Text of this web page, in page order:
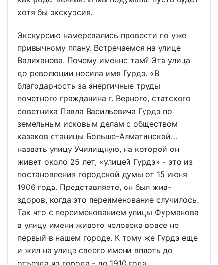
хотя бы экскурсия.
Экскурсию намеревались провести по уже
привычному плану. Встречаемся на улице
Валиханова. Почему именно там? Эта улица
до революции носила имя Гурдэ. «В
благодарность за энергичные труды
почетного гражданина г. Верного, статского
советника Павла Васильевича Гурдэ по
земельным исковым делам с обществом
казаков станицы Больше-Алматинской…
назвать улицу Училищную, на которой он
живет около 25 лет, «улицей Гурдэ» - это из
постановления городской думы от 15 июня
1906 года. Представляете, он был жив-
здоров, когда это переименование случилось.
Так что с переименованием улицы Фурманова
в улицу имени живого человека вовсе не
первый в нашем городе. К тому же Гурдэ еще
и жил на улице своего имени вплоть до
отъезда из города - до 1910 года.